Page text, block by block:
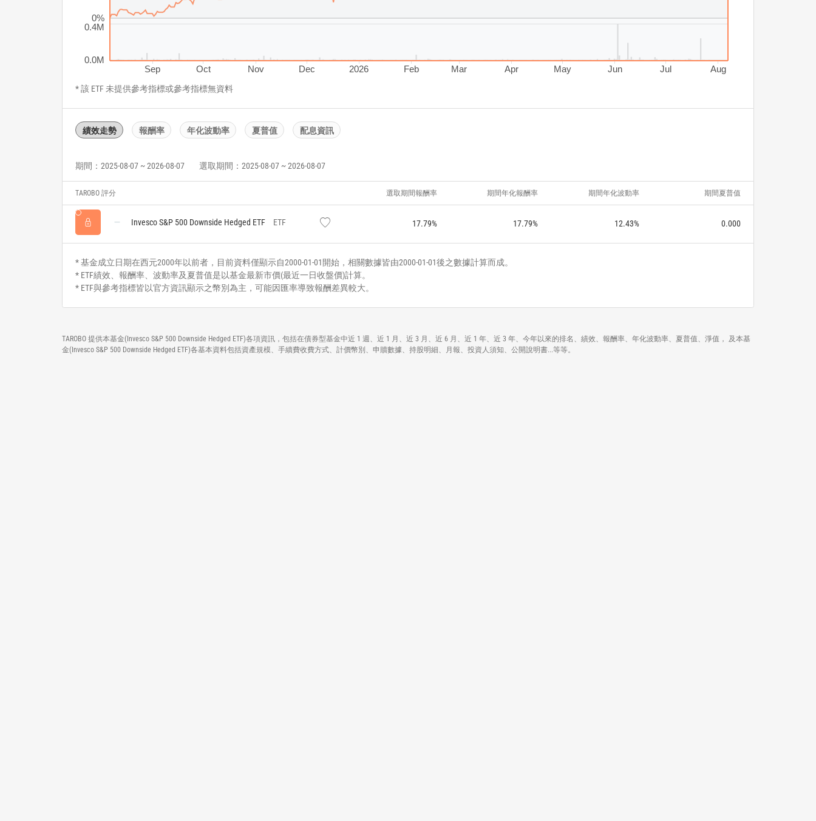
Sep Oct Nov Dec 2026 Feb Mar Apr May Jun Jul Aug
0.0M
0.4M
0%
* 該 ETF 未提供參考指標或參考指標無資料
績效走勢 報酬率 年化波動率 夏普值 配息資訊
期間：2025-08-07 ~ 2026-08-07 選取期間：2025-08-07 ~ 2026-08-07
TAROBO 評分 選取期間報酬率 期間年化報酬率 期間年化波動率 期間夏普值
Invesco S&P 500 Downside Hedged ETF ETF 17.79% 17.79% 12.43% 0.000
* 基金成立日期在西元2000年以前者，目前資料僅顯示自2000-01-01開始，相關數據皆由2000-01-01後之數據計算而成。
* ETF績效、報酬率、波動率及夏普值是以基金最新市價(最近一日收盤價)計算。
* ETF與參考指標皆以官方資訊顯示之幣別為主，可能因匯率導致報酬差異較大。
TAROBO 提供本基金(Invesco S&P 500 Downside Hedged ETF)各項資訊，包括在債券型基金中近 1 週、近 1 月、近 3 月、近 6 月、近 1 年、近 3 年、今年以來的排名、績效、報酬率、年化波動率、夏普值、淨值， 及本基
金(Invesco S&P 500 Downside Hedged ETF)各基本資料包括資產規模、手續費收費方式、計價幣別、申贖數據、持股明細、月報、投資人須知、公開說明書...等等。